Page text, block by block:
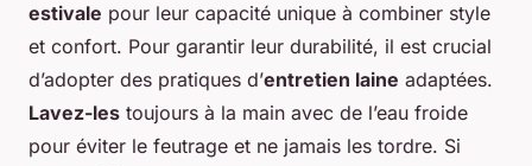
estivale pour leur capacité unique à combiner style
et confort. Pour garantir leur durabilité, il est crucial
d’adopter des pratiques d’entretien laine adaptées.
Lavez-les toujours à la main avec de l’eau froide
pour éviter le feutrage et ne jamais les tordre. Si